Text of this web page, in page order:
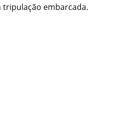
tripulação embarcada.